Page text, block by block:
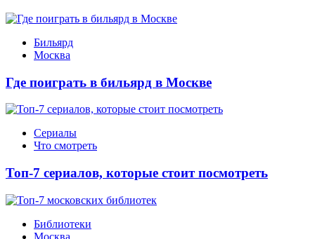
Бильярд
Москва
Где поиграть в бильярд в Москве
Сериалы
Что смотреть
Топ-7 сериалов, которые стоит посмотреть
Библиотеки
Москва